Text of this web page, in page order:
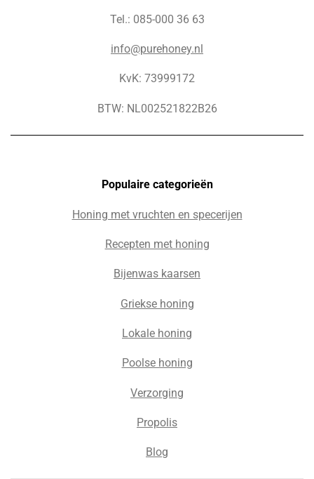
Tel.: 085-000 36 63
info@purehoney.nl
KvK: 73999172
BTW: NL002521822B26
Populaire categorieën
Honing met vruchten en specerijen
Recepten met honing
Bijenwas kaarsen
Griekse honing
Lokale honing
Poolse honing
Verzorging
Propolis
Blog